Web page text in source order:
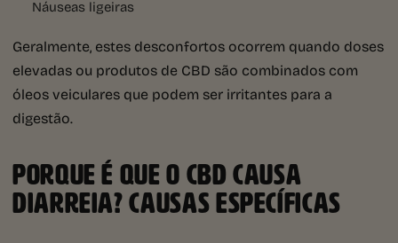
Náuseas ligeiras
Geralmente, estes desconfortos ocorrem quando doses
elevadas ou produtos de CBD são combinados com
óleos veiculares que podem ser irritantes para a
digestão.
PORQUE É QUE O CBD CAUSA
DIARREIA? CAUSAS ESPECÍFICAS